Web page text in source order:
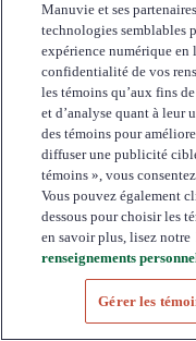
Manuvie et ses
technologies semblables
expérience numérique
confidentialité de vos
les témoins qu’aux fins
et d’analyse quant à
des témoins pour
diffuser une publicité
témoins », vous
Vous pouvez également
dessous pour choisir les
en savoir plus, lisez notre
renseignements
Gérer les